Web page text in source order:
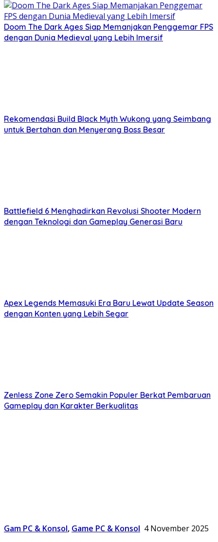
Doom The Dark Ages Siap Memanjakan Penggemar FPS
dengan Dunia Medieval yang Lebih Imersif
Rekomendasi Build Black Myth Wukong yang Seimbang
untuk Bertahan dan Menyerang Boss Besar
Battlefield 6 Menghadirkan Revolusi Shooter Modern
dengan Teknologi dan Gameplay Generasi Baru
Apex Legends Memasuki Era Baru Lewat Update Season
dengan Konten yang Lebih Segar
Zenless Zone Zero Semakin Populer Berkat Pembaruan
Gameplay dan Karakter Berkualitas
Gam PC & Konsol, Game PC & Konsol 4 November 2025